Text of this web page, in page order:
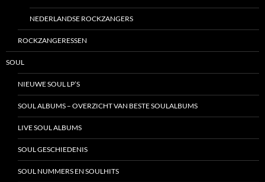
NEDERLANDSE ROCKZANGERS
ROCKZANGERESSEN
SOUL
NIEUWE SOUL LP’S
SOUL ALBUMS – OVERZICHT VAN BESTE SOULALBUMS
LIVE SOUL ALBUMS
SOUL GESCHIEDENIS
SOUL NUMMERS EN SOULHITS